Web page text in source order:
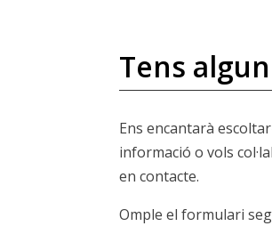
Tens
Ens encantarà
informació o vols
en contacte.
Omple el formulari